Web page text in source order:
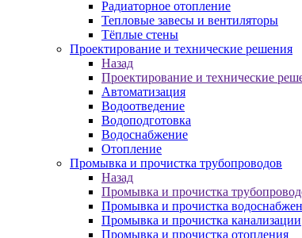
Радиаторное отопление
Тепловые завесы и вентиляторы
Тёплые стены
Проектирование и технические решения
Назад
Проектирование и технические
Автоматизация
Водоотведение
Водоподготовка
Водоснабжение
Отопление
Промывка и прочистка трубопроводов
Назад
Промывка и прочистка
Промывка и прочистка
Промывка и прочистка канализации
Промывка и прочистка отопления